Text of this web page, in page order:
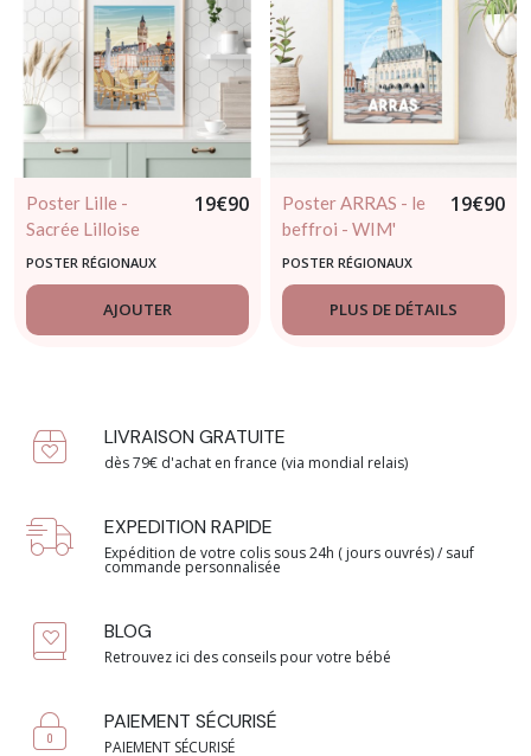
Poster Lille -
Sacrée Lilloise
19€90
POSTER RÉGIONAUX
AJOUTER
Poster ARRAS - le
beffroi - WIM'
19€90
POSTER RÉGIONAUX
PLUS DE DÉTAILS
LIVRAISON GRATUITE
dès 79€ d'achat en france (via mondial relais)
EXPEDITION RAPIDE
Expédition de votre colis sous 24h ( jours ouvrés) / sauf
commande personnalisée
BLOG
Retrouvez ici des conseils pour votre bébé
PAIEMENT SÉCURISÉ
PAIEMENT SÉCURISÉ